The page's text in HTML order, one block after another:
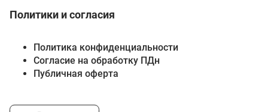
Политики и согласия
Политика конфиденциальности
Согласие на обработку ПДн
Публичная оферта